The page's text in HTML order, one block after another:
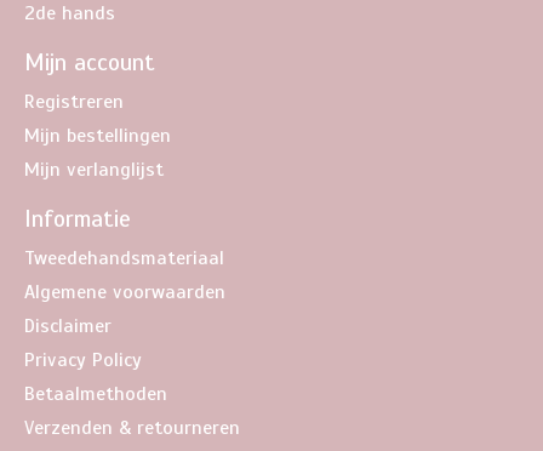
2de hands
Mijn account
Registreren
Mijn bestellingen
Mijn verlanglijst
Informatie
Tweedehandsmateriaal
Algemene voorwaarden
Disclaimer
Privacy Policy
Betaalmethoden
Verzenden & retourneren